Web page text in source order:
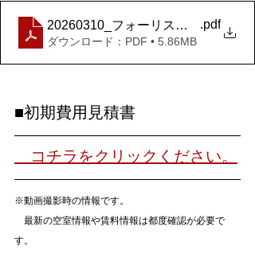
20260310_フォーリスト Ｂ+１０１
.pdf
ダウンロード：PDF • 5.86MB
■初期費用見積書
コチラをクリックください。
※動画撮影時の情報です。
最新の空室情報や賃料情報は都度確認が必要で
す。